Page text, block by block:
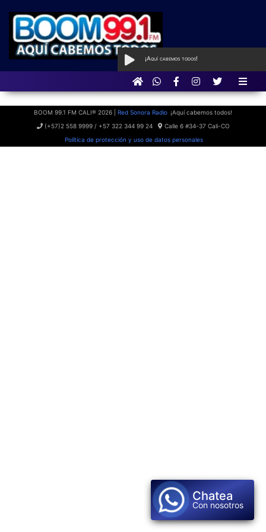
AL AIRE
con Boom Party
¡Aquí cabemos todos!
Chatea
Con nosotros
BOOM 99.1 FM CALI® 2026 | Red Sonora Radio ¡Aquí cabemos todos!
(+57)2 558 9999 / +57 322 344 99 24
Calle 6 #34-37 Cali-CO
Política de protección y uso de datos personales